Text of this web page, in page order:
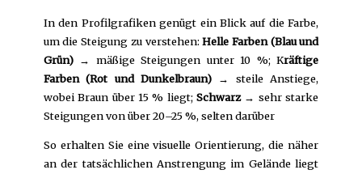
In den Profilgrafiken genügt ein Blick auf die Farbe,
um die Steigung zu verstehen:Helle Farben (Blau und
Grün)→ mäßige Steigungen unter 10 %; Kräftige
Farben (Rot und Dunkelbraun) → steile Anstiege,
wobei Braun über 15 % liegt;Schwarz→ sehr starke
Steigungen von über 20–25 %, selten darüber
So erhalten Sie eine visuelle Orientierung, die näher
an der tatsächlichen Anstrengung im Gelände liegt